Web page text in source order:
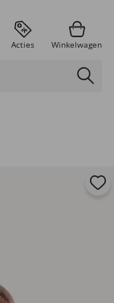
Acties Winkelwagen